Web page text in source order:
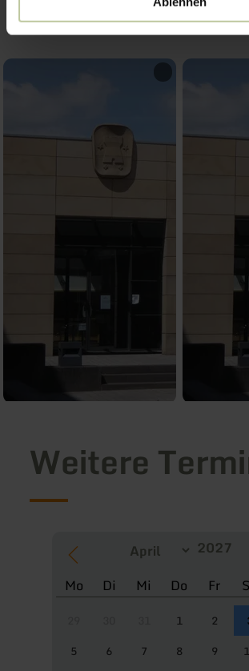
Weitere
Mo Di Mi Do Fr
1 2
5
6 7 8 9